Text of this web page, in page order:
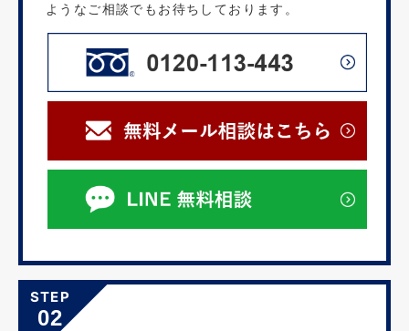
ようなご相談でもお待ちしております。
STEP
02